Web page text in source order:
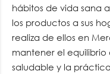
hábitos de vida sana
los productos a sus
realiza de ellos en
mantener el
saludable y la